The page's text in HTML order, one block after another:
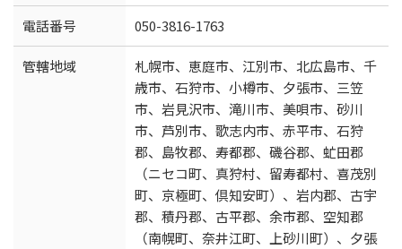
電話番号 050-3816-1763
管轄地域
札幌市、恵庭市、江別市、北広島市、千
歳市、石狩市、小樽市、夕張市、三笠
市、岩見沢市、滝川市、美唄市、砂川
市、芦別市、歌志内市、赤平市、石狩
郡、島牧郡、寿都郡、磯谷郡、虻田郡
（ニセコ町、真狩村、留寿都村、喜茂別
町、京極町、倶知安町）、岩内郡、古宇
郡、積丹郡、古平郡、余市郡、空知郡
（南幌町、奈井江町、上砂川町）、夕張